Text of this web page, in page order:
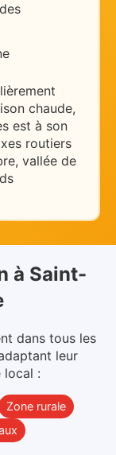
chaude,
est à son
routiers
vallée de
à Saint-
dans tous les
leur
local :
Zone rurale